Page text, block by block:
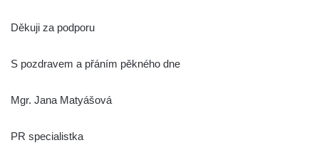
Děkuji za podporu
S pozdravem a přáním pěkného dne
Mgr. Jana Matyášová
PR specialistka